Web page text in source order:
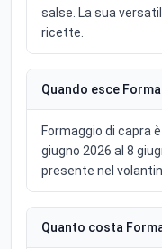
salse. La sua
ricette.
Quando esce
Formaggio di capra
giugno 2026 al 8
presente nel
Quanto costa